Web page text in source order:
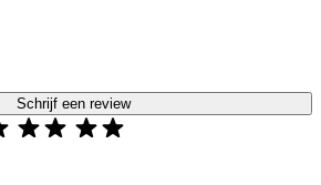
Schrijf een review